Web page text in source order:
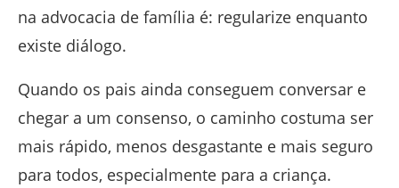
na advocacia de família é: regularize enquanto
existe diálogo.
Quando os pais ainda conseguem conversar e
chegar a um consenso, o caminho costuma ser
mais rápido, menos desgastante e mais seguro
para todos, especialmente para a criança.